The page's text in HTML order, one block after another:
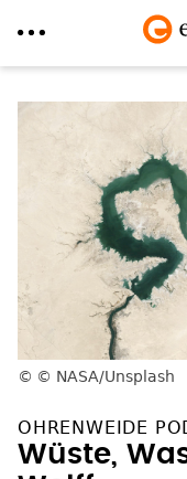
© NASA/Unsplash
OHRENWEIDE
Wüste,